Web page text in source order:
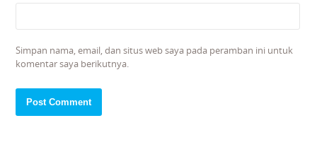
Simpan nama, email, dan situs web saya pada peramban ini untuk
komentar saya berikutnya.